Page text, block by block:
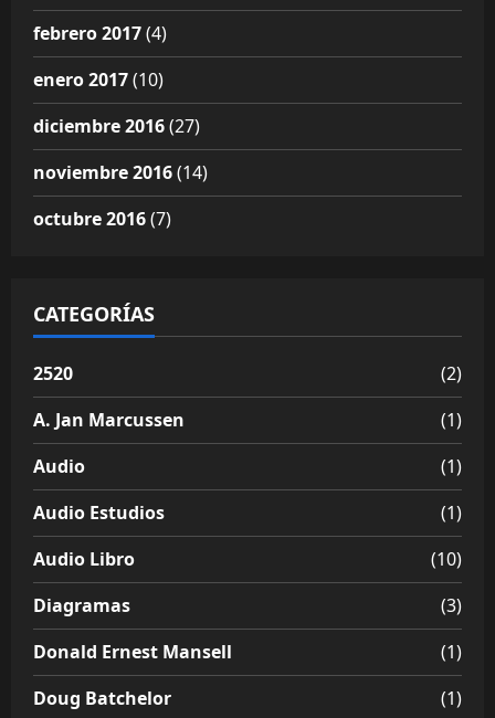
febrero 2017(4)
enero 2017(10)
diciembre 2016(27)
noviembre 2016(14)
octubre 2016(7)
CATEGORÍAS
2520
(2)
A. Jan Marcussen
(1)
Audio
(1)
Audio Estudios
(1)
Audio Libro
(10)
Diagramas
(3)
Donald Ernest Mansell
(1)
Doug Batchelor
(1)